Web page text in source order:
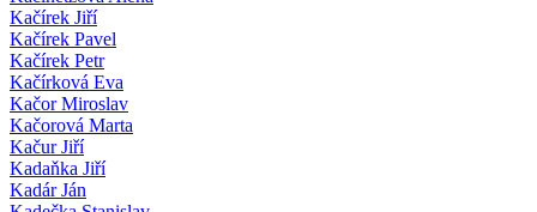
Kačírek Jiří
Kačírek Pavel
Kačírek Petr
Kačírková Eva
Kačor Miroslav
Kačorová Marta
Kačur Jiří
Kadaňka Jiří
Kadár Ján